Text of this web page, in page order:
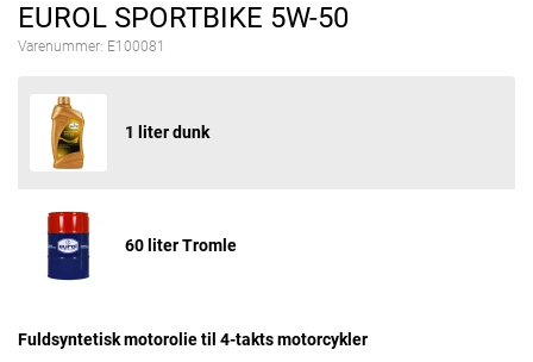
EUROL SPORTBIKE 5W-50
Varenummer: E100081
1 liter dunk
60 liter Tromle
Fuldsyntetisk motorolie til 4-takts motorcykler